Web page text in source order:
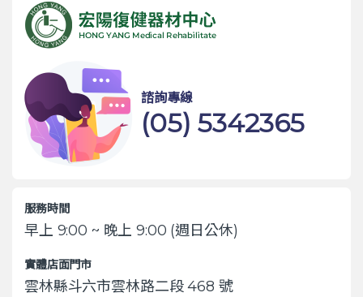
諮詢專線
(05) 5342365
服務時間
早上 9:00 ~ 晚上 9:00 (週日公休)
實體店面門市
雲林縣斗六市雲林路二段 468 號